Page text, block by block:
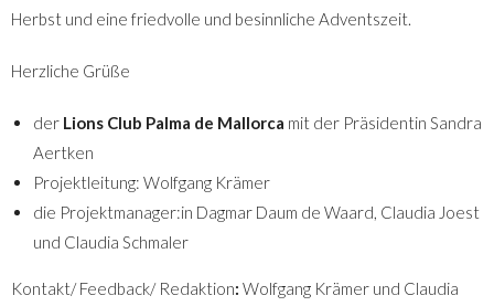
Herbst und eine friedvolle und besinnliche Adventszeit.
Herzliche Grüße
der Lions Club Palma de Mallorca mit der Präsidentin Sandra
Aertken
Projektleitung: Wolfgang Krämer
die Projektmanager:in Dagmar Daum de Waard, Claudia Joest
und Claudia Schmaler
Kontakt/ Feedback/ Redaktion: Wolfgang Krämer und Claudia